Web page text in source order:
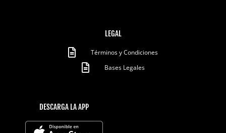
LEGAL
Términos y Condiciones
Bases Legales
DESCARGA LA APP